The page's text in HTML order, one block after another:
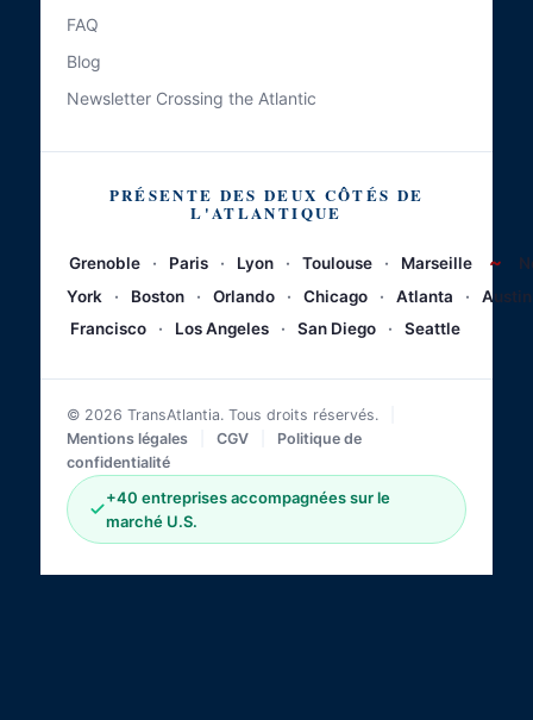
FAQ
Blog
Newsletter Crossing the Atlantic
PRÉSENTE DES DEUX CÔTÉS DE
L'ATLANTIQUE
Grenoble · Paris · Lyon · Toulouse · Marseille ~
York
· Boston · Orlando · Chicago · Atlanta ·
Austin
Francisco
· Los Angeles · San Diego · Seattle
© 2026 TransAtlantia. Tous droits réservés.
Mentions légales
CGV
Politique de
confidentialité
+40 entreprises accompagnées sur le
marché U.S.